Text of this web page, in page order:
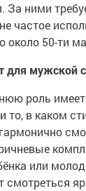
За ними
частое
около 50-ти
для мужской
роль
то, в каком
или
смотреться